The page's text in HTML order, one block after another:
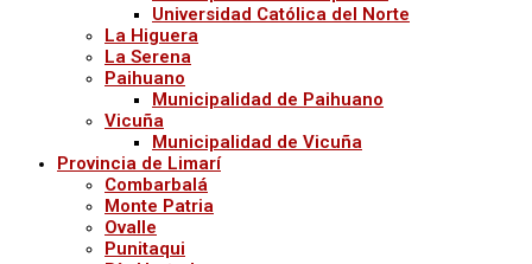
Universidad Católica del Norte
La Higuera
La Serena
Paihuano
Municipalidad de Paihuano
Vicuña
Municipalidad de Vicuña
Provincia de Limarí
Combarbalá
Monte Patria
Ovalle
Punitaqui